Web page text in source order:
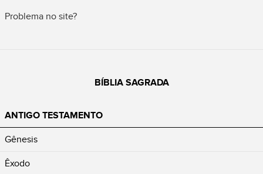
Problema no site?
BÍBLIA SAGRADA
ANTIGO TESTAMENTO
Gênesis
Êxodo